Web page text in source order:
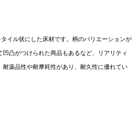
イル状にした床材です。柄のバリエーションが
凸がつけられた商品もあるなど、リアリティ
耐薬品性や耐摩耗性があり、耐久性に優れてい